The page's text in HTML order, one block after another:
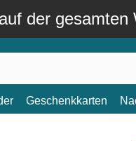
der gesamten
Geschenkkarten